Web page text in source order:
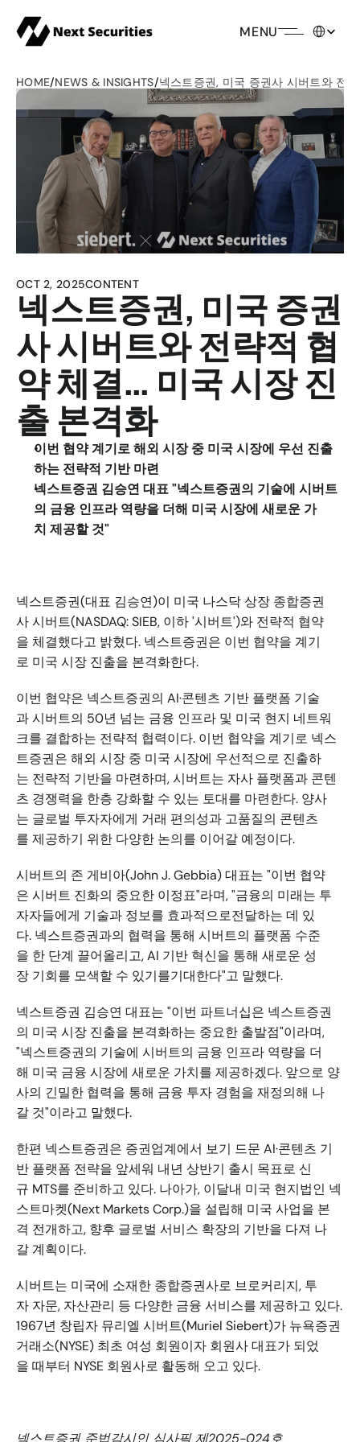
MENU
HOME/NEWS & INSIGHTS/넥스트증권, 미국 증권사 시버트와 전
OCT 2, 2025CONTENT
넥스트증권, 미국 증권
사 시버트와 전략적 협
약 체결... 미국 시장 진
출 본격화
이번 협약 계기로 해외 시장 중 미국 시장에 우선 진출
하는 전략적 기반 마련
넥스트증권 김승연 대표 "넥스트증권의 기술에 시버트
의 금융 인프라 역량을 더해 미국 시장에 새로운 가
치 제공할 것"
넥스트증권(대표 김승연)이 미국 나스닥 상장 종합증권
사 시버트(NASDAQ: SIEB, 이하 '시버트')와 전략적 협약
을 체결했다고 밝혔다. 넥스트증권은 이번 협약을 계기
로 미국 시장 진출을 본격화한다.
이번 협약은 넥스트증권의 AI·콘텐츠 기반 플랫폼 기술
과 시버트의 50년 넘는 금융 인프라 및 미국 현지 네트워
크를 결합하는 전략적 협력이다. 이번 협약을 계기로 넥스
트증권은 해외 시장 중 미국 시장에 우선적으로 진출하
는 전략적 기반을 마련하며, 시버트는 자사 플랫폼과 콘텐
츠 경쟁력을 한층 강화할 수 있는 토대를 마련한다. 양사
는 글로벌 투자자에게 거래 편의성과 고품질의 콘텐츠
를 제공하기 위한 다양한 논의를 이어갈 예정이다.
시버트의 존 게비아(John J. Gebbia) 대표는 "이번 협약
은 시버트 진화의 중요한 이정표"라며, "금융의 미래는 투
자자들에게 기술과 정보를 효과적으로전달하는 데 있
다. 넥스트증권과의 협력을 통해 시버트의 플랫폼 수준
을 한 단계 끌어올리고, AI 기반 혁신을 통해 새로운 성
장 기회를 모색할 수 있기를기대한다"고 말했다.
넥스트증권 김승연 대표는 "이번 파트너십은 넥스트증권
의 미국 시장 진출을 본격화하는 중요한 출발점"이라며,
"넥스트증권의 기술에 시버트의 금융 인프라 역량을 더
해 미국 금융 시장에 새로운 가치를 제공하겠다. 앞으로 양
사의 긴밀한 협력을 통해 금융 투자 경험을 재정의해 나
갈 것"이라고 말했다.
한편 넥스트증권은 증권업계에서 보기 드문 AI·콘텐츠 기
반 플랫폼 전략을 앞세워 내년 상반기 출시 목표로 신
규 MTS를 준비하고 있다. 나아가, 이달내 미국 현지법인 넥
스트마켓(Next Markets Corp.)을 설립해 미국 사업을 본
격 전개하고, 향후 글로벌 서비스 확장의 기반을 다져 나
갈 계획이다.
시버트는 미국에 소재한 종합증권사로 브로커리지, 투
자 자문, 자산관리 등 다양한 금융 서비스를 제공하고 있다.
1967년 창립자 뮤리엘 시버트(Muriel Siebert)가 뉴욕증권
거래소(NYSE) 최초 여성 회원이자 회원사 대표가 되었
을 때부터 NYSE 회원사로 활동해 오고 있다.
넥스트증권 준법감시인 심사필 제2025-024호